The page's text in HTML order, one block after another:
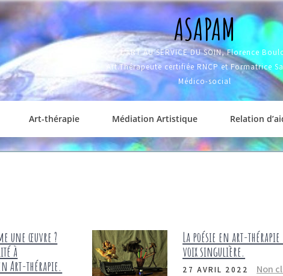
ASAPAM
L'ART AU SERVICE DU SOIN, Florence
Art.Thérapeute certifiée RNCP et Formatrice
Médico-social
Art-thérapie Médiation Artistique Relation
une œuvre ?
à
Art-thérapie.
La poésie en art-
voix singulière.
27 AVRIL 2022 Non